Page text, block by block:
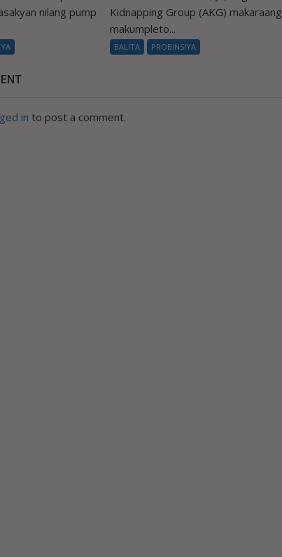
nilang pump
Kidnapping Group (AKG) makaraang
makumpleto...
BALITA PROBINSIYA
in to post a comment.